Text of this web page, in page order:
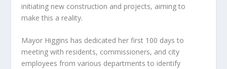
initiating new construction and projects, aiming to
make this a reality.
Mayor Higgins has dedicated her first 100 days to
meeting with residents, commissioners, and city
employees from various departments to identify